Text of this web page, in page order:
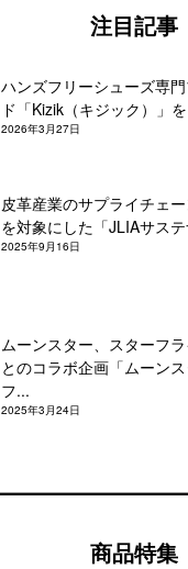
注目記事
ハンズフリーシューズ専
ド「Kizik（キジック）」
2026年3月27日
皮革産業のサプライチェ
を対象にした「JLIAサス
2025年9月16日
ムーンスター、スターフ
とのコラボ企画「ムーン
フ...
2025年3月24日
商品特集